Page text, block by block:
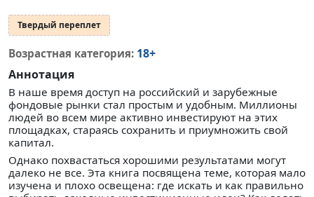
Твердый переплет
Возрастная категория: 18+
Аннотация
В наше время доступ на российский и зарубежные
фондовые рынки стал простым и удобным. Миллионы
людей во всем мире активно инвестируют на этих
площадках, стараясь сохранить и приумножить свой
капитал.
Однако похвастаться хорошими результатами могут
далеко не все. Эта книга посвящена теме, которая мало
изучена и плохо освещена: где искать и как правильно